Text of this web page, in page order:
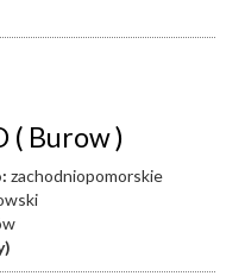
( Burow )
zachodniopomorskie